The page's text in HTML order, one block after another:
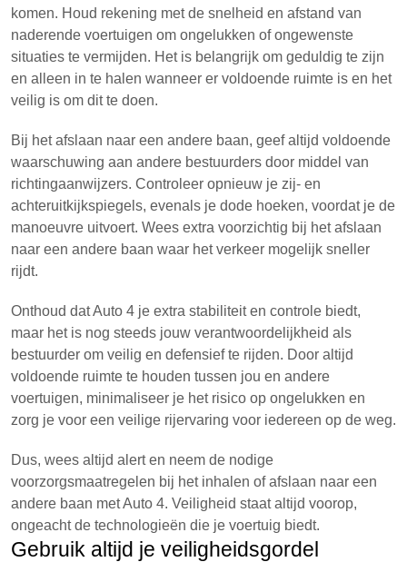
komen. Houd rekening met de snelheid en afstand van
naderende voertuigen om ongelukken of ongewenste
situaties te vermijden. Het is belangrijk om geduldig te zijn
en alleen in te halen wanneer er voldoende ruimte is en het
veilig is om dit te doen.
Bij het afslaan naar een andere baan, geef altijd voldoende
waarschuwing aan andere bestuurders door middel van
richtingaanwijzers. Controleer opnieuw je zij- en
achteruitkijkspiegels, evenals je dode hoeken, voordat je de
manoeuvre uitvoert. Wees extra voorzichtig bij het afslaan
naar een andere baan waar het verkeer mogelijk sneller
rijdt.
Onthoud dat Auto 4 je extra stabiliteit en controle biedt,
maar het is nog steeds jouw verantwoordelijkheid als
bestuurder om veilig en defensief te rijden. Door altijd
voldoende ruimte te houden tussen jou en andere
voertuigen, minimaliseer je het risico op ongelukken en
zorg je voor een veilige rijervaring voor iedereen op de weg.
Dus, wees altijd alert en neem de nodige
voorzorgsmaatregelen bij het inhalen of afslaan naar een
andere baan met Auto 4. Veiligheid staat altijd voorop,
ongeacht de technologieën die je voertuig biedt.
Gebruik altijd je veiligheidsgordel